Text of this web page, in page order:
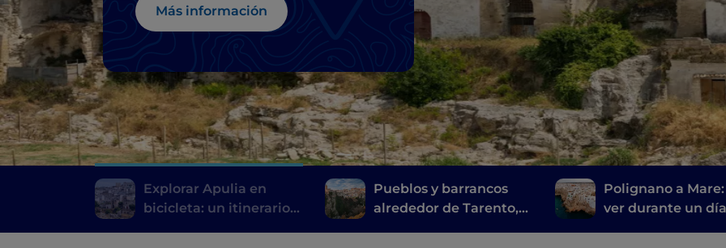
Más información
Explorar Apulia en
bicicleta: un itinerario
Pueblos y barrancos
alrededor de Tarento,
Polignano a
ver durante un